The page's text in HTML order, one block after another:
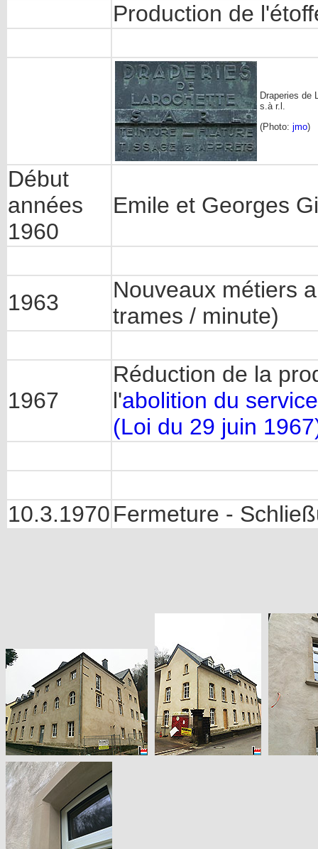
Production de
Draperies de
s.à r.l.
(Photo: jmo)
Début
années
1960
Emile et Georges
1963
Nouveaux métiers
trames / minute)
1967
Réduction de la
l'abolition du
(Loi du 29 juin
10.3.1970Fermeture -